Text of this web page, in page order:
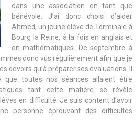
dans une association en tant que
bénévole. J’ai donc choisi d’aider
Ahmed, un jeune élève de Terminale à
Bourg la Reine, à la fois en anglais et
en mathématiques. De septembre à
donc vus régulièrement afin que je
devoirs qu’à préparer ses évaluations. Il
que toutes nos séances allaient être
tant cette matière se révèle
en difficulté. Je suis content d’avoir
personne éprouvant des difficultés